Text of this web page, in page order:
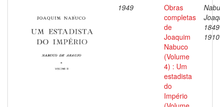
1949
Obras
completas
de
Joaquim
Nabuco
(Volume
4) : Um
estadista
do
Império
1910